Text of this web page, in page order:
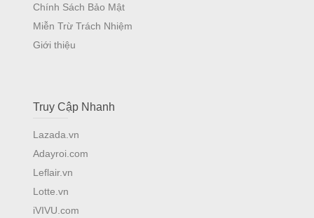
Chính Sách Bảo Mật
Miễn Trừ Trách Nhiệm
Giới thiệu
Truy Cập Nhanh
Lazada.vn
Adayroi.com
Leflair.vn
Lotte.vn
iVIVU.com